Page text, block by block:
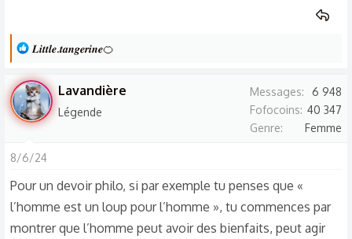
ses idées ( ou bien les contredire... au choix ).
Je pense que ce qui est fondamental à développer dans ce
dangerosité de la nature de l'Homme.
Elle peut aussi invoquer Rousseau par exemple si elle
souhaite nuancer, ou bien mettre en défaut la pensée de
L
s
r
é
c
i
o
n
𝑳𝒊𝒕𝒕𝒍𝒆.𝒕𝒂𝒏𝒈𝒆𝒓𝒊𝒏𝒆🍊
Lavandière
Légende
Messages
6 948
Fofocoins 40 347
Genre
Femme
8/6/24
Pour un devoir philo, si par exemple tu penses que «
l’homme est un loup pour l’homme », tu commences par
montrer que l’homme peut avoir des bienfaits, peut agir